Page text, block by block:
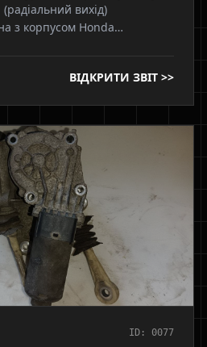
вихід)
з корпусом Honda
адаптації точки
ВІДКРИТИ ЗВІТ >>
ID: 0077